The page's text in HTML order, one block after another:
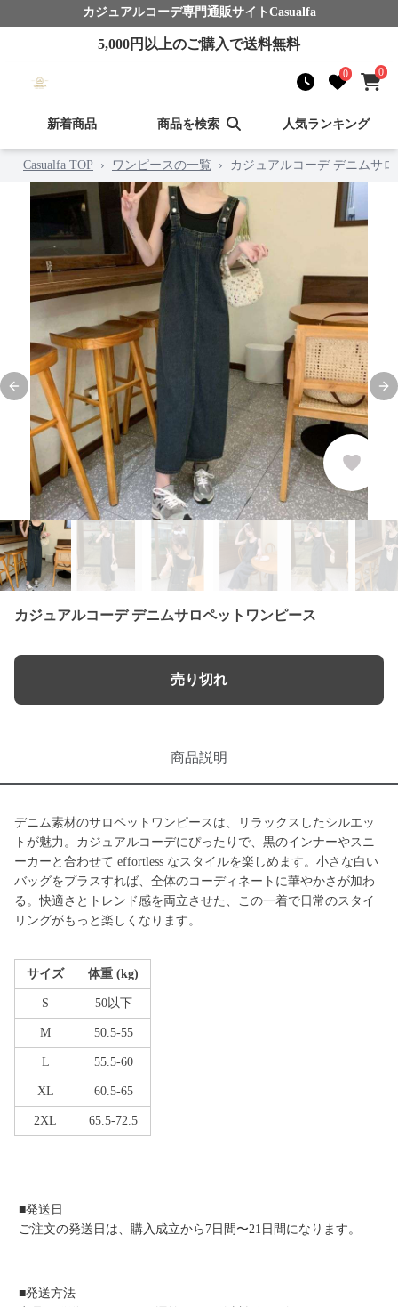
カジュアルコーデ専門通販サイト Casualfa
5,000円以上のご購入で送料無料
0 0
新着商品 商品を検索 人気ランキング
Casualfa TOP › ワンピースの一覧 › カジュアルコーデ デニムサ
Previous slide
カジュアルコーデ デニムサロペットワンピース
売り切れ
商品説明
デニム素材のサロペットワンピースは、リラックスしたシルエッ
トが魅力。カジュアルコーデにぴったりで、黒のインナーやスニ
ーカーと合わせて effortless なスタイルを楽しめます。小さな白い
バッグをプラスすれば、全体のコーディネートに華やかさが加わ
る。快適さとトレンド感を両立させた、この一着で日常のスタイ
リングがもっと楽しくなります。
サイズ 体重 (kg)
S 50以下
M 50.5-55
L 55.5-60
XL 60.5-65
2XL 65.5-72.5
■発送日
ご注文の発送日は、購入成立から7日間〜21日間になります。
■発送方法